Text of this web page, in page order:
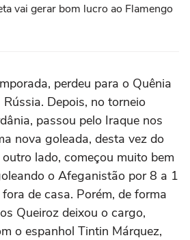
vai gerar bom lucro ao Flamengo
perdeu para o Quênia
Depois, no torneio
passou pelo Iraque nos
nova goleada, desta vez do
lado, começou muito bem
o Afeganistão por 8 a 1
de casa. Porém, de forma
Queiroz deixou o cargo,
o espanhol Tintin Márquez,